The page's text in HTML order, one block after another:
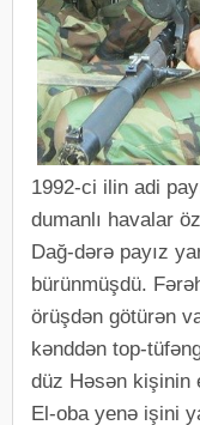
1992-ci ilin adi
dumanlı havalar
Dağ-dərə payız
bürünmüşdü.
örüşdən götürən
kənddən top-
düz Həsən kişinin
El-oba yenə işini